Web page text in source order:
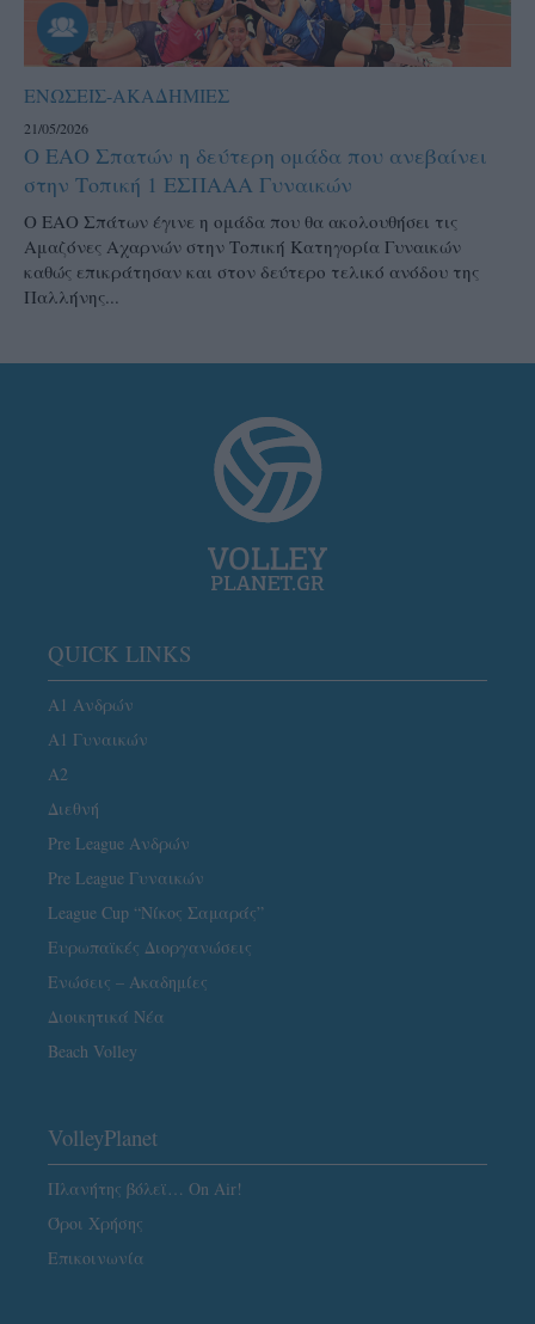
ΕΝΩΣΕΙΣ-ΑΚΑΔΗΜΙΕΣ
21/05/2026
Ο ΕΑΟ Σπατών η δεύτερη ομάδα που ανεβαίνει
στην Τοπική 1 ΕΣΠΑΑΑ Γυναικών
Ο ΕΑΟ Σπάτων έγινε η ομάδα που θα ακολουθήσει τις
Αμαζόνες Αχαρνών στην Τοπική Κατηγορία Γυναικών
καθώς επικράτησαν και στον δεύτερο τελικό ανόδου της
Παλλήνης...
QUICK LINKS
Α1 Ανδρών
Α1 Γυναικών
A2
Διεθνή
Pre League Ανδρών
Pre League Γυναικών
League Cup “Νίκος Σαμαράς”
Ευρωπαϊκές Διοργανώσεις
Ενώσεις – Ακαδημίες
Διοικητικά Νέα
Beach Volley
VolleyPlanet
Πλανήτης βόλεϊ… On Air!
Όροι Χρήσης
Επικοινωνία